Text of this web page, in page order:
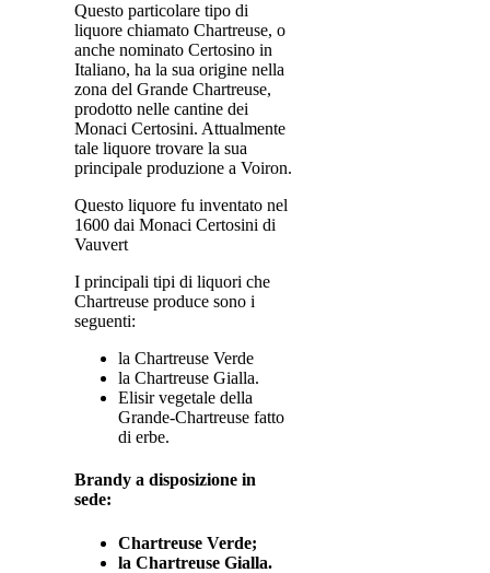
Questo particolare tipo di
liquore chiamato Chartreuse, o
anche nominato Certosino in
Italiano, ha la sua origine nella
zona del Grande Chartreuse,
prodotto nelle cantine dei
Monaci Certosini. Attualmente
tale liquore trovare la sua
principale produzione a Voiron.
Questo liquore fu inventato nel
1600 dai Monaci Certosini di
Vauvert
I principali tipi di liquori che
Chartreuse produce sono i
seguenti:
la Chartreuse Verde
la Chartreuse Gialla.
Elisir vegetale della
Grande-Chartreuse fatto
di erbe.
Brandy a disposizione in
sede:
Chartreuse Verde;
la Chartreuse Gialla.